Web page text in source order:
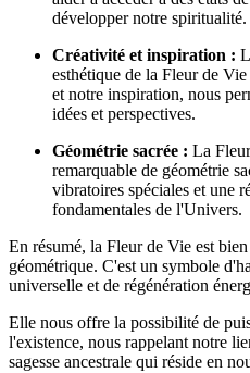
développer notre spiritualité.
Créativité et inspiration :
esthétique de la Fleur de
et notre inspiration, nous
idées et perspectives.
Géométrie sacrée : La
remarquable de géométrie
vibratoires spéciales et une
fondamentales de l'Univers.
En résumé, la Fleur de Vie est
géométrique. C'est un symbole
universelle et de régénération
Elle nous offre la possibilité de
l'existence, nous rappelant notre
sagesse ancestrale qui réside en